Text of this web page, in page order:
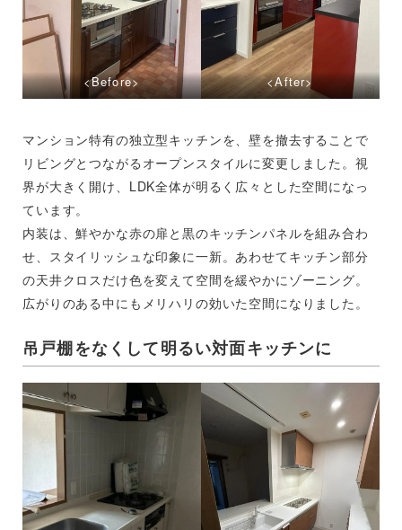
<Before> <After>
マンション特有の独立型キッチンを、壁を撤去することで
リビングとつながるオープンスタイルに変更しました。視
界が大きく開け、LDK全体が明るく広々とした空間になっ
ています。
内装は、鮮やかな赤の扉と黒のキッチンパネルを組み合わ
せ、スタイリッシュな印象に一新。あわせてキッチン部分
の天井クロスだけ色を変えて空間を緩やかにゾーニング。
広がりのある中にもメリハリの効いた空間になりました。
吊戸棚をなくして明るい対面キッチンに